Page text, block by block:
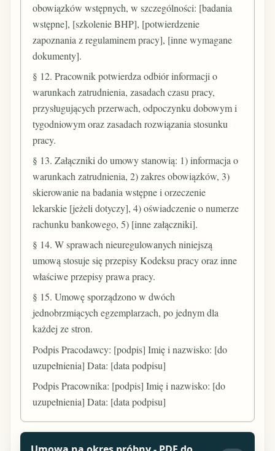
obowiązków wstępnych, w szczególności: [badania
wstępne], [szkolenie BHP], [potwierdzenie
zapoznania z regulaminem pracy], [inne wymagane
dokumenty].
§ 12. Pracownik potwierdza odbiór informacji o
warunkach zatrudnienia, zasadach czasu pracy,
przysługujących przerwach, odpoczynku dobowym i
tygodniowym oraz zasadach rozwiązania stosunku
pracy.
§ 13. Załączniki do umowy stanowią: 1) informacja o
warunkach zatrudnienia, 2) zakres obowiązków, 3)
skierowanie na badania wstępne i orzeczenie
lekarskie [jeżeli dotyczy], 4) oświadczenie o numerze
rachunku bankowego, 5) [inne załączniki].
§ 14. W sprawach nieuregulowanych niniejszą
umową stosuje się przepisy Kodeksu pracy oraz inne
właściwe przepisy prawa pracy.
§ 15. Umowę sporządzono w dwóch
jednobrzmiących egzemplarzach, po jednym dla
każdej ze stron.
Podpis Pracodawcy: [podpis] Imię i nazwisko: [do
uzupełnienia] Data: [data podpisu]
Podpis Pracownika: [podpis] Imię i nazwisko: [do
uzupełnienia] Data: [data podpisu]